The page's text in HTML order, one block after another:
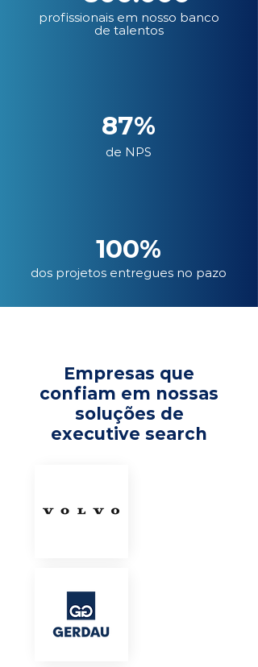
profissionais em nosso banco
de talentos
87%
de NPS
100%
dos projetos entregues no pazo
Empresas que
confiam em nossas
soluções de
executive search